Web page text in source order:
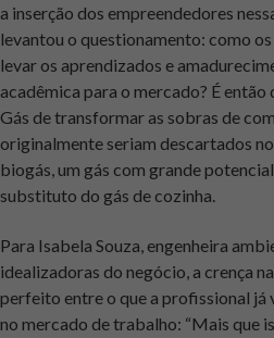
a inserção dos empreendedores
levantou o questionamento: como
levar os aprendizados e
acadêmica para o mercado? É então
Gás de transformar as sobras de
originalmente seriam descartados
biogás, um gás com grande
substituto do gás de cozinha.
Para Isabela Souza, engenheira
idealizadoras do negócio, a crença
perfeito entre o que a profissional já
no mercado de trabalho: “Mais que